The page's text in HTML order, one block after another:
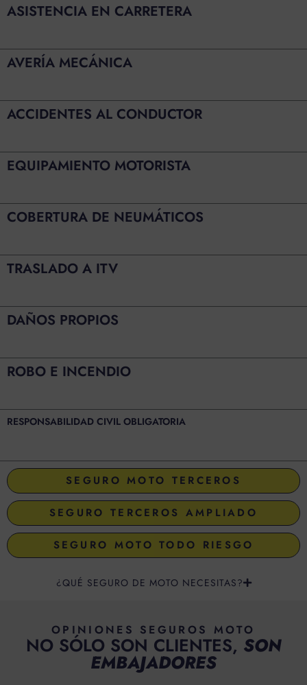
ASISTENCIA EN CARRETERA
AVERÍA MECÁNICA
ACCIDENTES AL CONDUCTOR
EQUIPAMIENTO MOTORISTA
COBERTURA DE NEUMÁTICOS
TRASLADO A ITV
DAÑOS PROPIOS
ROBO E INCENDIO
RESPONSABILIDAD CIVIL OBLIGATORIA
SEGURO MOTO TERCEROS
SEGURO TERCEROS AMPLIADO
SEGURO MOTO TODO RIESGO
¿QUÉ SEGURO DE MOTO NECESITAS?
OPINIONES SEGUROS MOTO
NO SÓLO SON CLIENTES, SON
EMBAJADORES